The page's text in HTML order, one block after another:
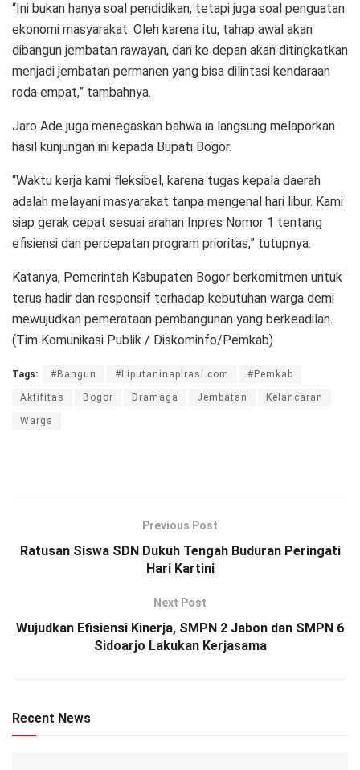
“Ini bukan hanya soal pendidikan, tetapi juga soal penguatan
ekonomi masyarakat. Oleh karena itu, tahap awal akan
dibangun jembatan rawayan, dan ke depan akan ditingkatkan
menjadi jembatan permanen yang bisa dilintasi kendaraan
roda empat,” tambahnya.
Jaro Ade juga menegaskan bahwa ia langsung melaporkan
hasil kunjungan ini kepada Bupati Bogor.
“Waktu kerja kami fleksibel, karena tugas kepala daerah
adalah melayani masyarakat tanpa mengenal hari libur. Kami
siap gerak cepat sesuai arahan Inpres Nomor 1 tentang
efisiensi dan percepatan program prioritas,” tutupnya.
Katanya, Pemerintah Kabupaten Bogor berkomitmen untuk
terus hadir dan responsif terhadap kebutuhan warga demi
mewujudkan pemerataan pembangunan yang berkeadilan.
(Tim Komunikasi Publik / Diskominfo/Pemkab)
Tags: #Bangun #Liputaninapirasi.com #Pemkab
Aktifitas Bogor Dramaga Jembatan Kelancaran
Warga
Previous Post
Ratusan Siswa SDN Dukuh Tengah Buduran Peringati
Hari Kartini
Next Post
Wujudkan Efisiensi Kinerja, SMPN 2 Jabon dan SMPN 6
Sidoarjo Lakukan Kerjasama
Recent News